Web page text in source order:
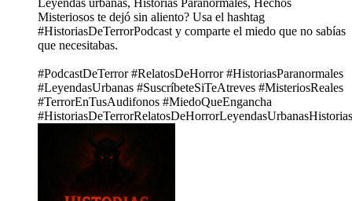
Leyendas urbanas, Historias Paranormales, Hechos
Misteriosos te dejó sin aliento? Usa el hashtag
#HistoriasDeTerrorPodcast y comparte el miedo que no sabías
que necesitabas.
#PodcastDeTerror #RelatosDeHorror #HistoriasParanormales
#LeyendasUrbanas #SuscríbeteSiTeAtreves #MisteriosReales
#TerrorEnTusAudifonos #MiedoQueEngancha